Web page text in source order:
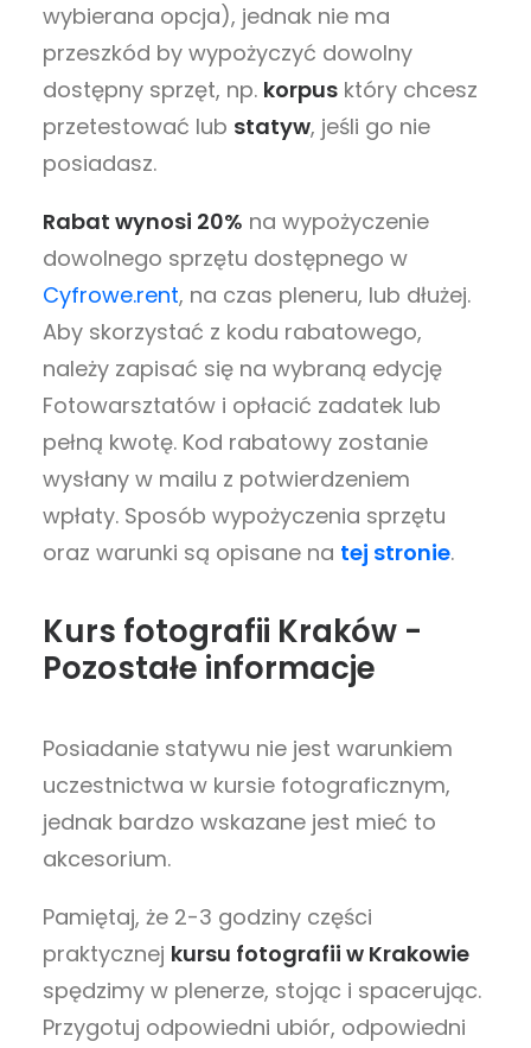
wybierana opcja), jednak nie ma
przeszkód by wypożyczyć dowolny
dostępny sprzęt, np. korpus który chcesz
przetestować lub statyw, jeśli go nie
posiadasz.
Rabat wynosi 20% na wypożyczenie
dowolnego sprzętu dostępnego w
Cyfrowe.rent, na czas pleneru, lub dłużej.
Aby skorzystać z kodu rabatowego,
należy zapisać się na wybraną edycję
Fotowarsztatów i opłacić zadatek lub
pełną kwotę. Kod rabatowy zostanie
wysłany w mailu z potwierdzeniem
wpłaty. Sposób wypożyczenia sprzętu
oraz warunki są opisane na tej stronie.
Kurs fotografii Kraków -
Pozostałe informacje
Posiadanie statywu nie jest warunkiem
uczestnictwa w kursie fotograficznym,
jednak bardzo wskazane jest mieć to
akcesorium.
Pamiętaj, że 2-3 godziny części
praktycznej kursu fotografii w Krakowie
spędzimy w plenerze, stojąc i spacerując.
Przygotuj odpowiedni ubiór, odpowiedni